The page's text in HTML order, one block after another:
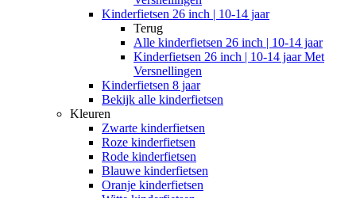
Kinderfietsen 26 inch | 10-14 jaar
Terug
Alle kinderfietsen 26 inch | 10-14 jaar
Kinderfietsen 26 inch | 10-14 jaar Met
Versnellingen
Kinderfietsen 8 jaar
Bekijk alle kinderfietsen
Kleuren
Zwarte kinderfietsen
Roze kinderfietsen
Rode kinderfietsen
Blauwe kinderfietsen
Oranje kinderfietsen